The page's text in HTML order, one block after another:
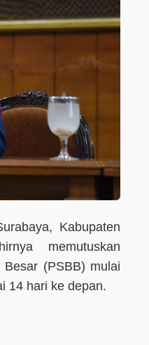
Kabupaten
memutuskan
Besar (PSBB) mulai
14 hari ke depan.